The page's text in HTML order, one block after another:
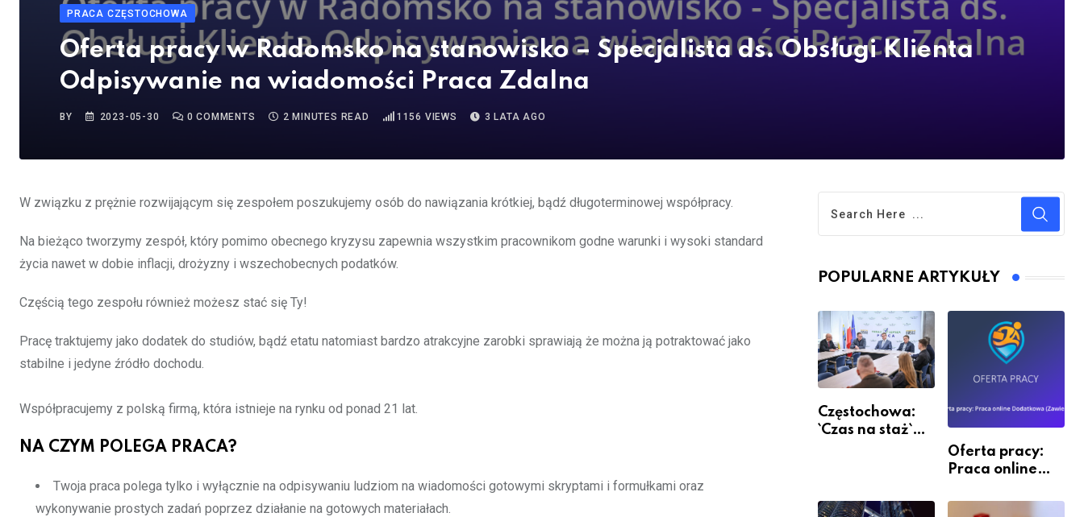
PRACA CZĘSTOCHOWA
Oferta pracy w Radomsko na stanowisko – Specjalista ds. Obsługi Klienta
Odpisywanie na wiadomości Praca Zdalna
BY 2023-05-30 0 COMMENTS 2 MINUTES READ 1156 VIEWS 3 LATA AGO
W związku z prężnie rozwijającym się zespołem poszukujemy osób do nawiązania krótkiej, bądź długoterminowej współpracy.
Na bieżąco tworzymy zespół, który pomimo obecnego kryzysu zapewnia wszystkim pracownikom godne warunki i wysoki standard
życia nawet w dobie inflacji, drożyzny i wszechobecnych podatków.
Częścią tego zespołu również możesz stać się Ty!
Pracę traktujemy jako dodatek do studiów, bądź etatu natomiast bardzo atrakcyjne zarobki sprawiają że można ją potraktować jako
stabilne i jedyne źródło dochodu.
Współpracujemy z polską firmą, która istnieje na rynku od ponad 21 lat.
NA CZYM POLEGA PRACA?
Twoja praca polega tylko i wyłącznie na odpisywaniu ludziom na wiadomości gotowymi skryptami i formułkami oraz
wykonywanie prostych zadań poprzez działanie na gotowych materiałach.
POPULARNE ARTYKUŁY
Częstochowa:
`Czas na staż`
Oferta pracy:
Praca online
(Zawiercie)